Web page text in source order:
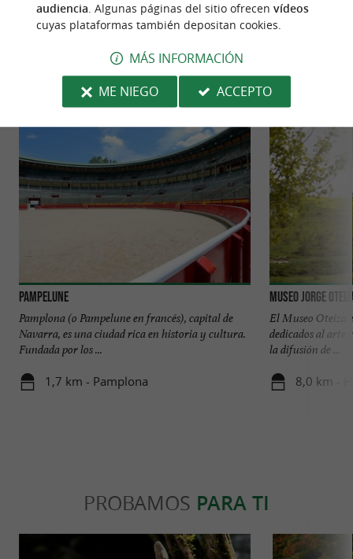
PARA DESCUBRIRALREDEDOR
Descubrir Información Alojamiento
Pampelune
Pamplona (o Pampelune en francés), capital de
Navarra, es una ciudad rica en historia y cultura.
Fundada por los ...
1,7 km - Pamplona
Museo Jorge
El Museo Oteiza
dedicados al arte
la difusión de ...
8,0 km -
PROBAMOS PARA TI
audiencia. Algunas páginas del sitio ofrecen vídeos
cuyas plataformas también depositan cookies.
MÁS INFORMACIÓN
ME NIEGO
ACCEPTO